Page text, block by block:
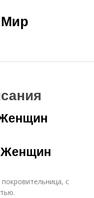
Женщин
с